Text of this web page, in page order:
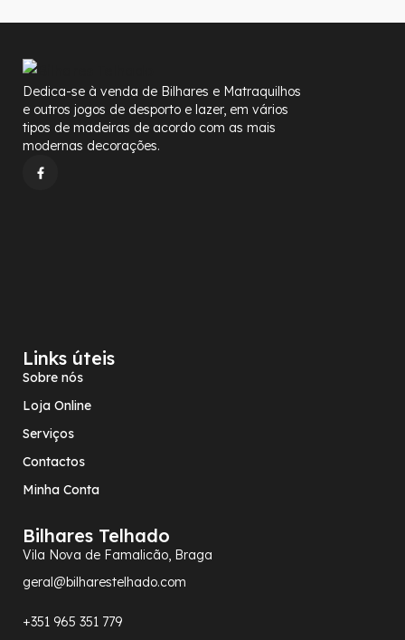
Dedica-se à venda de Bilhares e Matraquilhos
e outros jogos de desporto e lazer, em vários
tipos de madeiras de acordo com as mais
modernas decorações.
Links úteis
Sobre nós
Loja Online
Serviços
Contactos
Minha Conta
Bilhares Telhado
Vila Nova de Famalicão, Braga
geral@bilharestelhado.com
+351 965 351 779